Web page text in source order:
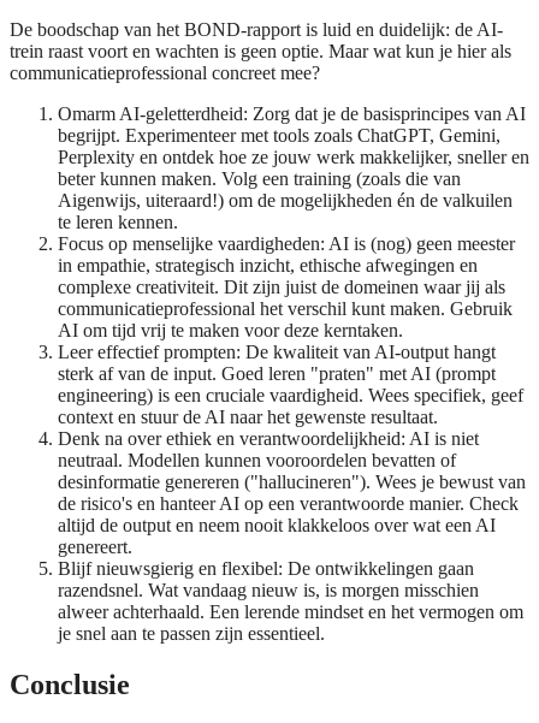
De boodschap van het BOND-rapport is luid en duidelijk: de AI-
trein raast voort en wachten is geen optie. Maar wat kun je hier als
communicatieprofessional concreet mee?
Omarm AI-geletterdheid: Zorg dat je de basisprincipes van AI
begrijpt. Experimenteer met tools zoals ChatGPT, Gemini,
Perplexity en ontdek hoe ze jouw werk makkelijker, sneller en
beter kunnen maken. Volg een training (zoals die van
Aigenwijs, uiteraard!) om de mogelijkheden én de valkuilen
te leren kennen.
Focus op menselijke vaardigheden: AI is (nog) geen meester
in empathie, strategisch inzicht, ethische afwegingen en
complexe creativiteit. Dit zijn juist de domeinen waar jij als
communicatieprofessional het verschil kunt maken. Gebruik
AI om tijd vrij te maken voor deze kerntaken.
Leer effectief prompten: De kwaliteit van AI-output hangt
sterk af van de input. Goed leren "praten" met AI (prompt
engineering) is een cruciale vaardigheid. Wees specifiek, geef
context en stuur de AI naar het gewenste resultaat.
Denk na over ethiek en verantwoordelijkheid: AI is niet
neutraal. Modellen kunnen vooroordelen bevatten of
desinformatie genereren ("hallucineren"). Wees je bewust van
de risico's en hanteer AI op een verantwoorde manier. Check
altijd de output en neem nooit klakkeloos over wat een AI
genereert.
Blijf nieuwsgierig en flexibel: De ontwikkelingen gaan
razendsnel. Wat vandaag nieuw is, is morgen misschien
alweer achterhaald. Een lerende mindset en het vermogen om
je snel aan te passen zijn essentieel.
Conclusie